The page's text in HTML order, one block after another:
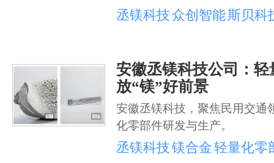
丞镁科技众创智能斯贝科
安徽丞镁科技公司：轻
放“镁”好前景
安徽丞镁科技，聚焦民用交通
化零部件研发与生产。
丞镁科技镁合金轻量化零